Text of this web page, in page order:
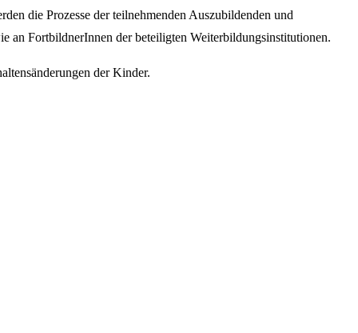
die Prozesse der teilnehmenden Auszubildenden und
an FortbildnerInnen der beteiligten Weiterbildungsinstitutionen.
der Kinder.